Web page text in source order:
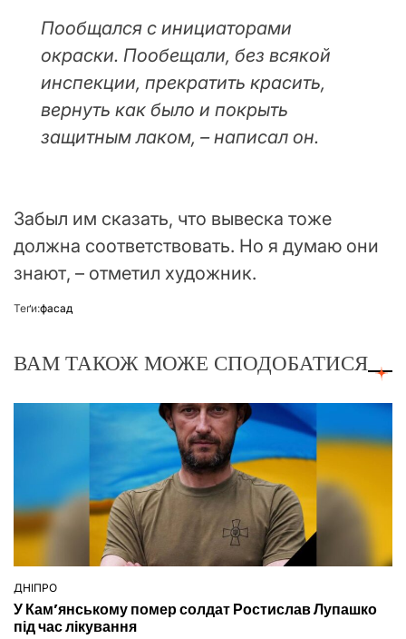
Пообщался с инициаторами
окраски. Пообещали, без всякой
инспекции, прекратить красить,
вернуть как было и покрыть
защитным лаком, – написал он.
Забыл им сказать, что вывеска тоже
должна соответствовать. Но я думаю они
знают, – отметил художник.
Теґи:фасад
ВАМ ТАКОЖ МОЖЕ СПОДОБАТИСЯ
ОПУБЛІКУВАТИ
У
ДНІПРО
У Кам’янському помер солдат Ростислав Лупашко
під час лікування